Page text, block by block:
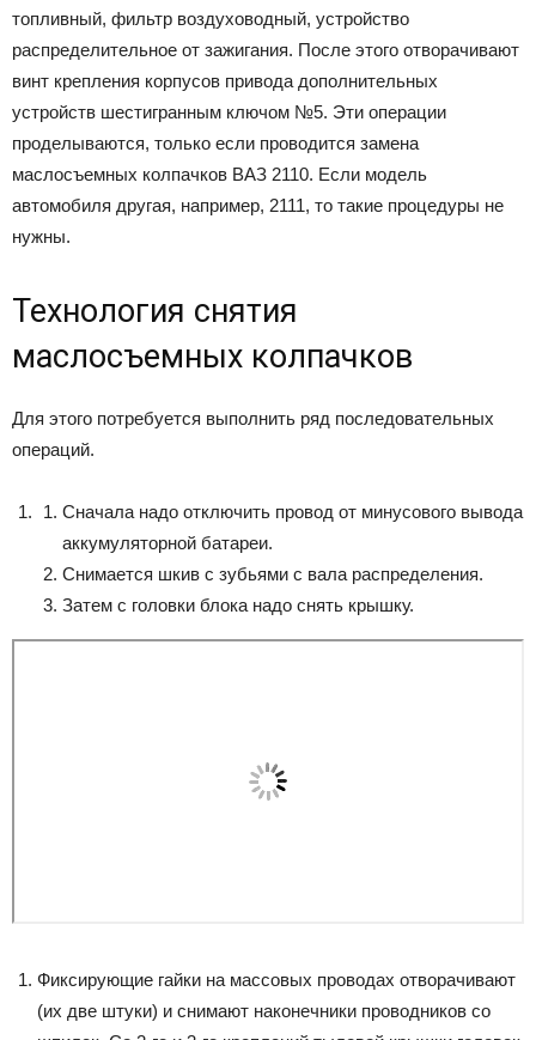
топливный, фильтр воздуховодный, устройство
распределительное от зажигания. После этого отворачивают
винт крепления корпусов привода дополнительных
устройств шестигранным ключом №5. Эти операции
проделываются, только если проводится замена
маслосъемных колпачков ВАЗ 2110. Если модель
автомобиля другая, например, 2111, то такие процедуры не
нужны.
Технология снятия
маслосъемных колпачков
Для этого потребуется выполнить ряд последовательных
операций.
Сначала надо отключить провод от минусового вывода
аккумуляторной батареи.
Снимается шкив с зубьями с вала распределения.
Затем с головки блока надо снять крышку.
Фиксирующие гайки на массовых проводах отворачивают
(их две штуки) и снимают наконечники проводников со